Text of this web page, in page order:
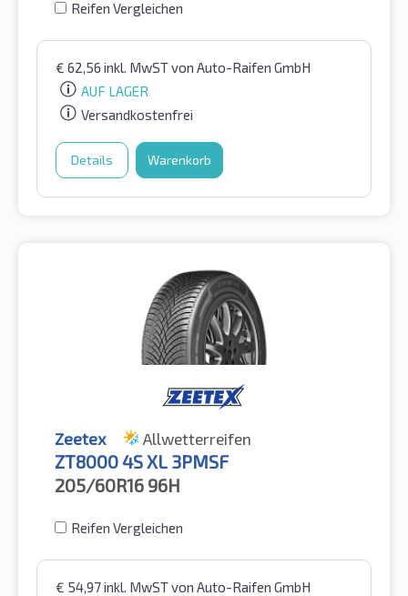
Reifen Vergleichen
€ 62,56 inkl. MwSTvon Auto-Raifen GmbH
AUF LAGER
Versandkostenfrei
Details Warenkorb
Zeetex Allwetterreifen
ZT8000 4S XL 3PMSF
205/60R16 96H
Reifen Vergleichen
€ 54,97inkl. MwSTvon Auto-Raifen GmbH